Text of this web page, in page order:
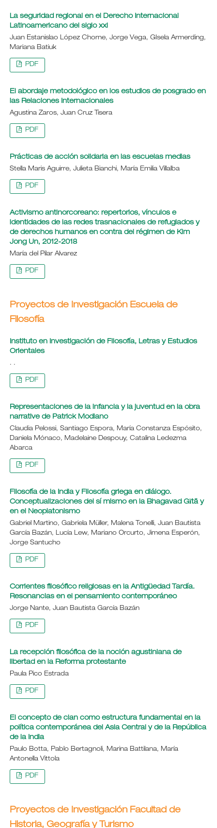
La seguridad regional en el Derecho Internacional
Latinoamericano del siglo xxi
Juan Estanislao López Chorne, Jorge Vega, GIsela Armerding,
Mariana Batiuk
PDF
El abordaje metodológico en los estudios de posgrado en
las Relaciones Internacionales
Agustina Zaros, Juan Cruz Tisera
PDF
Prácticas de acción solidaria en las escuelas medias
Stella Maris Aguirre, Julieta Bianchi, María Emilia Villalba
PDF
Activismo antinorcoreano: repertorios, vínculos e
identidades de las redes trasnacionales de refugiados y
de derechos humanos en contra del régimen de Kim
Jong Un, 2012-2018
María del Pilar Alvarez
PDF
Proyectos de Investigación Escuela de
Filosofía
Instituto en Investigación de Filosofía, Letras y Estudios
Orientales
. .
PDF
Representaciones de la infancia y la juventud en la obra
narrative de Patrick Modiano
Claudia Pelossi, Santiago Espora, María Constanza Espósito,
Daniela Mónaco, Madelaine Despouy, Catalina Ledezma
Abarca
PDF
Filosofía de la India y Filosofía griega en diálogo.
Conceptualizaciones del sí mismo en la Bhagavad Gĩtã y
en el Neoplatonismo
Gabriel Martino, Gabriela Müller, Malena Tonelli, Juan Bautista
García Bazán, Lucía Lew, Mariano Orcurto, Jimena Esperón,
Jorge Santucho
PDF
Corrientes filosófico religiosas en la Antigüedad Tardía.
Resonancias en el pensamiento contemporáneo
Jorge Nante, Juan Bautista García Bazán
PDF
La recepción filosófica de la noción agustiniana de
libertad en la Reforma protestante
Paula Pico Estrada
PDF
El concepto de clan como estructura fundamental en la
política contemporánea del Asia Central y de la República
de la India
Paulo Botta, Pablo Bertagnoli, Marina Battilana, María
Antonella Vittola
PDF
Proyectos de Investigación Facultad de
Historia, Geografía y Turismo